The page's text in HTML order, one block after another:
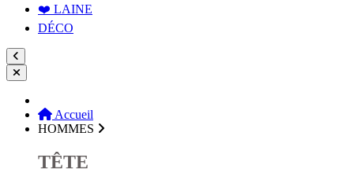
❤️ LAINE
DÉCO
Accueil
HOMMES
TÊTE